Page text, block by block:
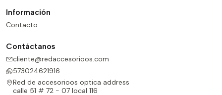
Información
Contacto
Contáctanos
cliente@redaccesorioos.com
573024621916
Red de accesorioos optica address
calle 51 # 72 - 07 local 116